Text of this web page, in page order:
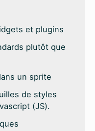
et plugins
plutôt que
un sprite
de styles
(JS).